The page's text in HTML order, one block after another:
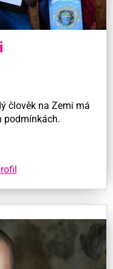
člověk na Zemi má
podmínkách.